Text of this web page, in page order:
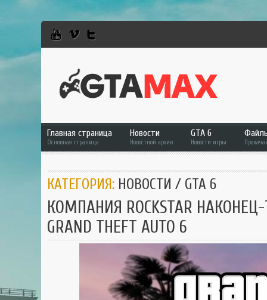
Главная страница
Основная страница
Новости
Новостной архив
GTA 6
GTA 5
GTA Online
RDR 2
GTA 6
Новости игры
GTA
КАТЕГОРИЯ: НОВОСТИ / GTA 6
КОМПАНИЯ ROCKSTAR
GRAND THEFT AUTO 6